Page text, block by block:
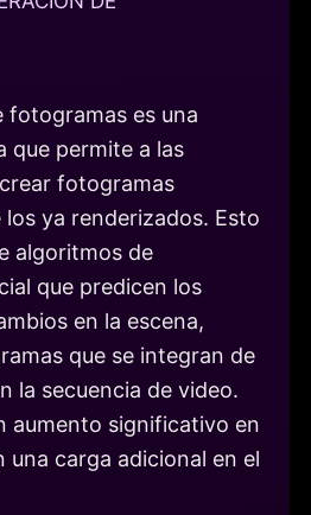
fotogramas es una
que permite a las
fotogramas
ya renderizados. Esto
algoritmos de
que predicen los
en la escena,
que se integran de
la secuencia de video.
aumento significativo en
una carga adicional en el